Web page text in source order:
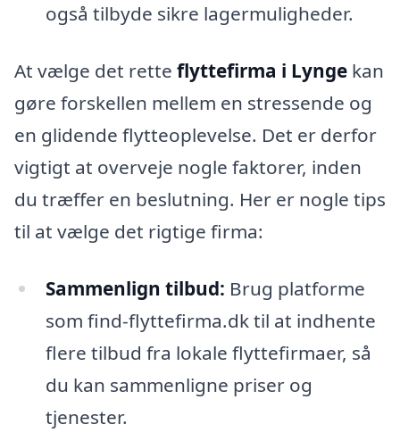
også tilbyde sikre lagermuligheder.
At vælge det rette flyttefirma i Lynge kan
gøre forskellen mellem en stressende og
en glidende flytteoplevelse. Det er derfor
vigtigt at overveje nogle faktorer, inden
du træffer en beslutning. Her er nogle tips
til at vælge det rigtige firma:
Sammenlign tilbud: Brug platforme
som find-flyttefirma.dk til at indhente
flere tilbud fra lokale flyttefirmaer, så
du kan sammenligne priser og
tjenester.